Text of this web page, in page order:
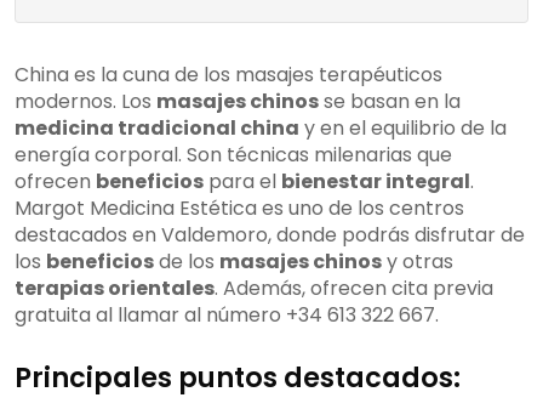
Cumplimiento de
regulaciones
locales
5. Oferta de
terapias orientales
China es la cuna de los masajes terapéuticos
modernos. Los masajes chinosse basan en la
medicina tradicional china y en el equilibrio de la
energía corporal. Son técnicas milenarias que
ofrecen beneficios para el bienestar integral.
Margot Medicina Estética es uno de los centros
destacados en Valdemoro, donde podrás disfrutar de
los beneficiosde los masajes chinosy otras
terapias orientales. Además, ofrecen cita previa
gratuita al llamar al número +34 613 322 667.
Principales puntos destacados: